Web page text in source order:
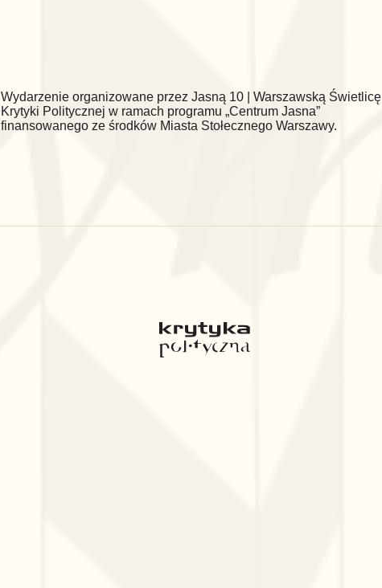
Wydarzenie organizowane przez Jasną 10 | Warszawską Świetlicę
Krytyki Politycznej w ramach programu „Centrum Jasna”
finansowanego ze środków Miasta Stołecznego Warszawy.